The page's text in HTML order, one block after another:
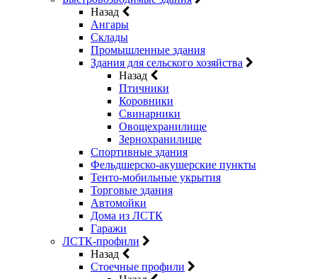
Назад
Ангары
Склады
Промышленные здания
Здания для сельского хозяйства
Назад
Птичники
Коровники
Свинарники
Овощехранилище
Зернохранилище
Спортивные здания
Фельдшерско-акушерские пункты
Тенто-мобильные укрытия
Торговые здания
Автомойки
Дома из ЛСТК
Гаражи
ЛСТК-профили
Назад
Стоечные профили